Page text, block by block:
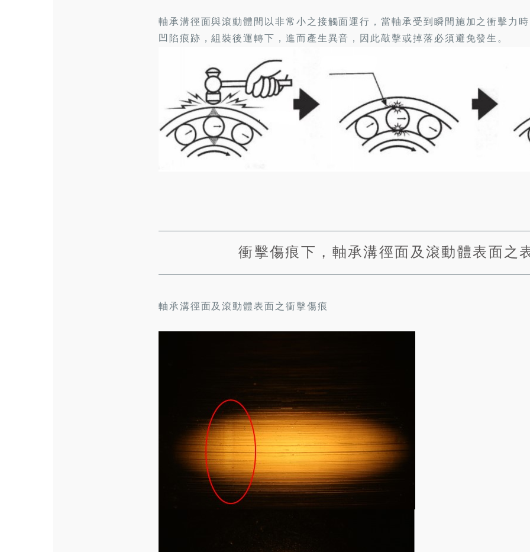
軸承溝徑面與滾動體間以非常小之接觸面運行，當軸承受到瞬間施加之衝擊力
凹陷痕跡，組裝後運轉下，進而產生異音，因此敲擊或掉落必須避免發生。
衝擊傷痕下，軸承溝徑面及滾動體表面之
軸承溝徑面及滾動體表面之衝擊傷痕